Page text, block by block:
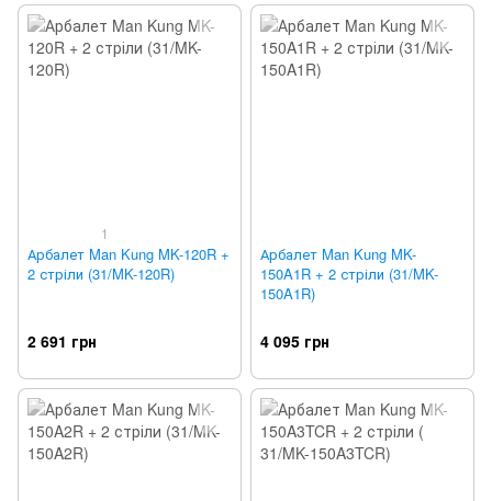
1
Арбалет Man Kung MK-120R +
2 стріли (31/MK-120R)
2 691 грн
Арбалет Man Kung MK-
150A1R + 2 стріли (31/MK-
150A1R)
4 095 грн